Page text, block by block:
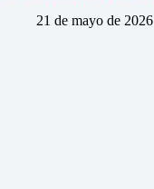
21 de mayo de 2026